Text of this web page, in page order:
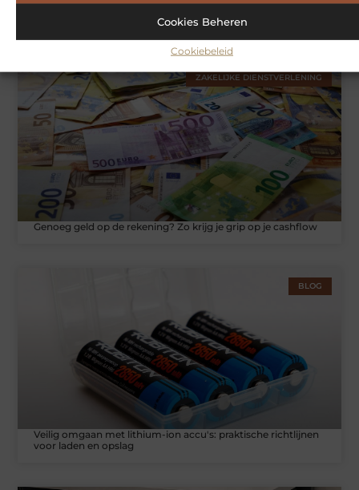
Cookies Beheren
Cookiebeleid
Hoe je jouw woning in Amsterdam beter beschermt tegen
ZAKELIJKE DIENSTVERLENING
Genoeg geld op de rekening? Zo krijg je grip op je cashflow
BLOG
Veilig omgaan met lithium-ion accu's: praktische richtlijnen
voor laden en opslag